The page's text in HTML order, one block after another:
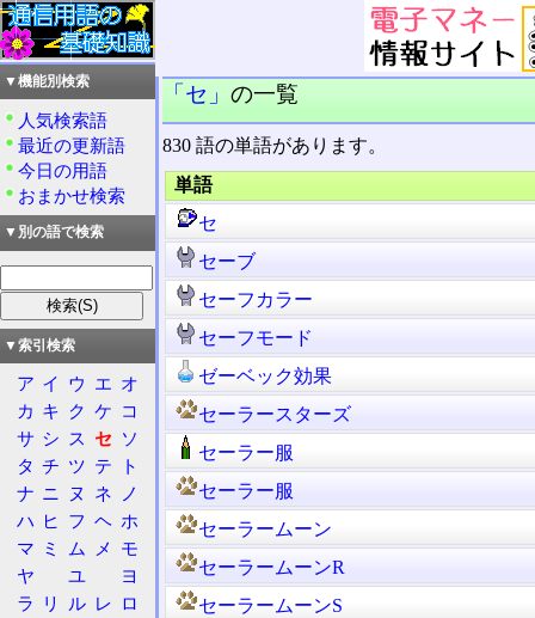
「セ」の一覧
830 語の単語があります。
単語
セ
セーブ
セーフカラー
セーフモード
ゼーベック効果
セーラースターズ
セーラー服
セーラー服
セーラームーン
セーラームーンR
セーラームーンS
▼機能別検索
人気検索語
最近の更新語
今日の用語
おまかせ検索
▼別の語で検索
▼索引検索
ア イ ウ エ オ
カ キ ク ケ コ
サ シ ス セ ソ
タ チ ツ テ
ト
ナ ニ ヌ ネ
ノ
ハ ヒ フ ヘ ホ
マ ミ ム メ
モ
ヤ
ユ
ヨ
ラ
リ ル レ ロ